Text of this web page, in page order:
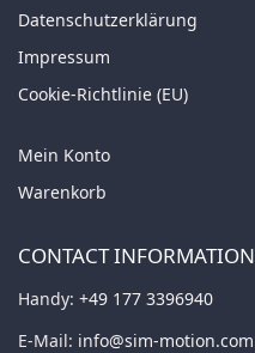
Datenschutzerklärung
Impressum
Cookie-Richtlinie (EU)
Mein Konto
Warenkorb
CONTACT INFORMATION
Handy: +49 177 3396940
E-Mail: info@sim-motion.com